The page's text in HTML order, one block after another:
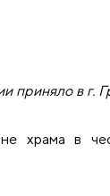
приняло в г.
храма в